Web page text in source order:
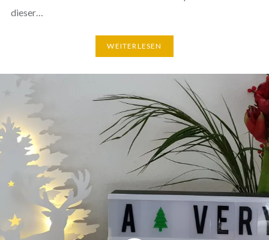
dieser…
WEITERLESEN